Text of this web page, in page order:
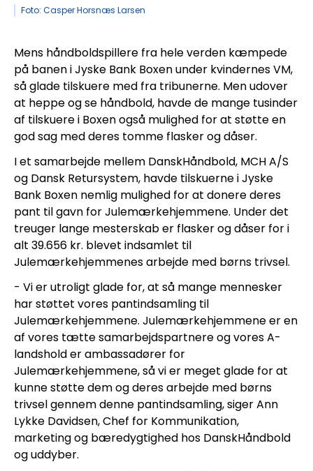
Foto: Casper Horsnæs Larsen
Mens håndboldspillere fra hele verden kæmpede
på banen i Jyske Bank Boxen under kvindernes VM,
så glade tilskuere med fra tribunerne. Men udover
at heppe og se håndbold, havde de mange tusinder
af tilskuere i Boxen også mulighed for at støtte en
god sag med deres tomme flasker og dåser.
I et samarbejde mellem DanskHåndbold, MCH A/S
og Dansk Retursystem, havde tilskuerne i Jyske
Bank Boxen nemlig mulighed for at donere deres
pant til gavn for Julemærkehjemmene. Under det
treuger lange mesterskab er flasker og dåser for i
alt 39.656 kr. blevet indsamlet til
Julemærkehjemmenes arbejde med børns trivsel.
- Vi er utroligt glade for, at så mange mennesker
har støttet vores pantindsamling til
Julemærkehjemmene. Julemærkehjemmene er en
af vores tætte samarbejdspartnere og vores A-
landshold er ambassadører for
Julemærkehjemmene, så vi er meget glade for at
kunne støtte dem og deres arbejde med børns
trivsel gennem denne pantindsamling, siger Ann
Lykke Davidsen, Chef for Kommunikation,
marketing og bæredygtighed hos DanskHåndbold
og uddyber.